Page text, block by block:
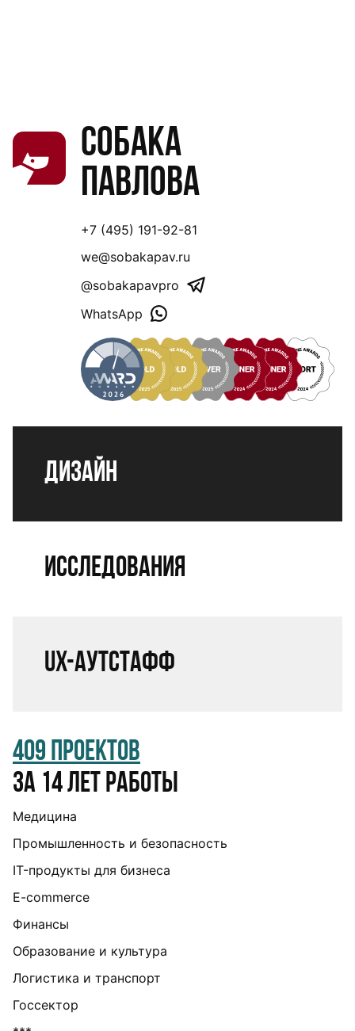
Собака
Павлова
+7 (495) 191-92-81
we@sobakapav.ru
@sobakapavpro
WhatsApp
Дизайн
Исследования
UX-аутстафф
409 проектов
за 14 лет работы
Медицина
Промышленность и безопасность
IT-продукты для бизнеса
E-commerce
Финансы
Образование и культура
Логистика и транспорт
Госсектор